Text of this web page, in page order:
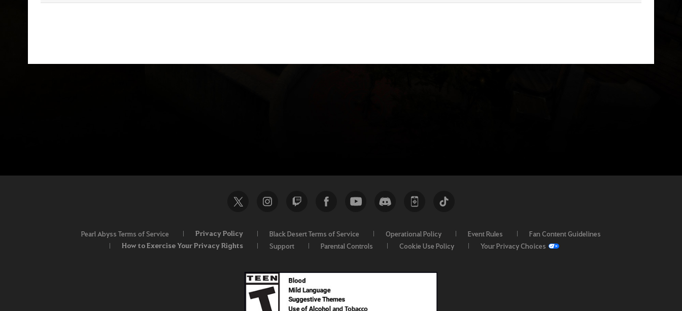
Pearl Abyss Terms of Service Privacy Policy Black Desert Terms of Service Operational Policy Event Rules Fan Content Guidelines
How to Exercise Your Privacy Rights Support Parental Controls Cookie Use Policy Your Privacy Choices